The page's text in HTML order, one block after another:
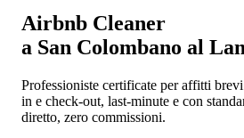
Airbnb Cleaner
a San Colombano al
Professioniste certificate per affitti
in e check-out, last-minute e con
diretto, zero commissioni.